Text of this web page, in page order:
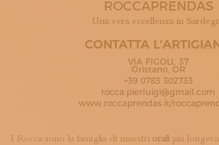
ISCRIVITI ALLA NEWSLETTER
LOGIN
ROCCAPRENDAS
Una vera eccellenza in
CONTATTA
VIA FIGOLI, 37
Oristano, OR
+39 0783 302733
rocca.pierluigi@gmail.com
www.roccaprendas.it/
I Rocca sono la famiglia di maestri orafi più